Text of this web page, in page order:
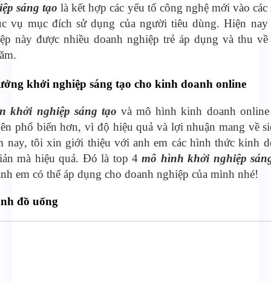
sáng tạo là kết hợp các yếu tố công nghệ mới vào các
vụ mục đích sử dụng của người tiêu dùng. Hiện
này được nhiều doanh nghiệp trẻ áp dụng và thu
khởi nghiệp sáng tạo cho kinh doanh online
khởi nghiệp sáng tạo và mô hình kinh doanh
phổ biến hơn, vì độ hiệu quả và lợi nhuận mang về
nay, tôi xin giới thiệu với anh em các hình thức kinh
mà hiệu quả. Đó là top 4mô hình khởi nghiệp
em có thể áp dụng cho doanh nghiệp của mình nhé!
đồ uống